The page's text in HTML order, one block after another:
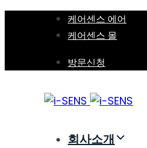
navigation
케어센스 에어
케어센스 몰
방문신청
회사소개